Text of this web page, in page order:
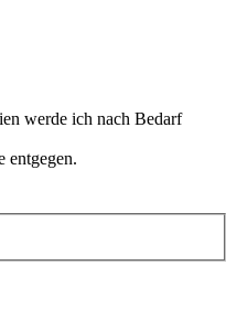
werde ich nach Bedarf
entgegen.